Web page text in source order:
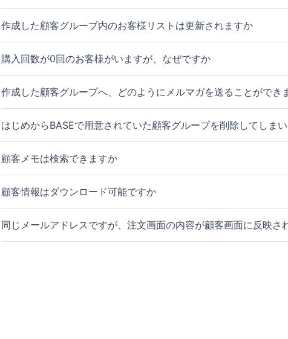
作成した顧客グループ内のお客様リストは更新されますか
購入回数が0回のお客様がいますが、なぜですか
作成した顧客グループへ、どのようにメルマガを送ることができ
はじめからBASEで用意されていた顧客グループを削除してしま
顧客メモは検索できますか
顧客情報はダウンロード可能ですか
同じメールアドレスですが、注文画面の内容が顧客画面に反映さ